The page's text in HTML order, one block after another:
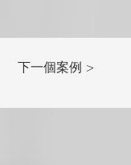
下一個案例 >